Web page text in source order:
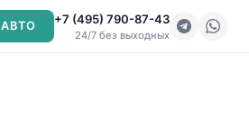
+7 (495) 790-87-43
24/7 без выходных